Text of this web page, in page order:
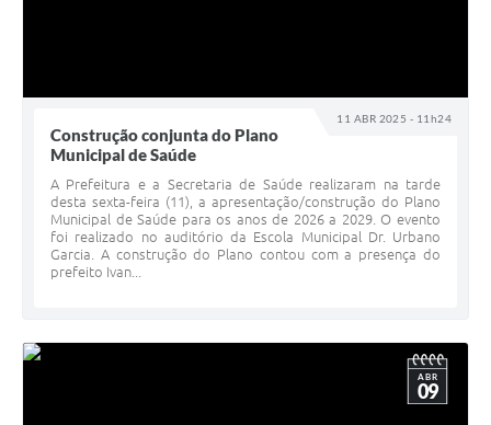
11 ABR 2025 - 11h24
Construção conjunta do Plano
Municipal de Saúde
A Prefeitura e a Secretaria de Saúde realizaram na tarde
desta sexta-feira (11), a apresentação/construção do Plano
Municipal de Saúde para os anos de 2026 a 2029. O evento
foi realizado no auditório da Escola Municipal Dr. Urbano
Garcia. A construção do Plano contou com a presença do
prefeito Ivan...
ABR
09